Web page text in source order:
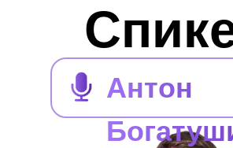
Антон